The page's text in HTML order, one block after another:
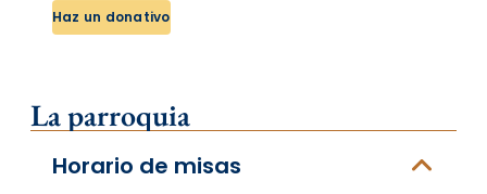
Haz un donativo
La parroquia
Horario de misas